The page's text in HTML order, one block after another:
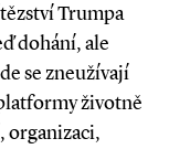
Trumpa
dohání, ale
se zneužívají
životně
organizaci,